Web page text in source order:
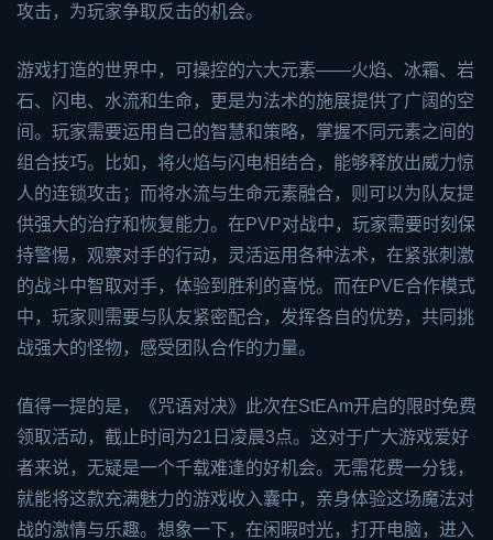
攻击，为玩家争取反击的机会。
游戏打造的世界中，可操控的六大元素——火焰、冰霜、岩
石、闪电、水流和生命，更是为法术的施展提供了广阔的空
间。玩家需要运用自己的智慧和策略，掌握不同元素之间的
组合技巧。比如，将火焰与闪电相结合，能够释放出威力惊
人的连锁攻击；而将水流与生命元素融合，则可以为队友提
供强大的治疗和恢复能力。在PVP对战中，玩家需要时刻保
持警惕，观察对手的行动，灵活运用各种法术，在紧张刺激
的战斗中智取对手，体验到胜利的喜悦。而在PVE合作模式
中，玩家则需要与队友紧密配合，发挥各自的优势，共同挑
战强大的怪物，感受团队合作的力量。
值得一提的是，《咒语对决》此次在StEAm开启的限时免费
领取活动，截止时间为21日凌晨3点。这对于广大游戏爱好
者来说，无疑是一个千载难逢的好机会。无需花费一分钱，
就能将这款充满魅力的游戏收入囊中，亲身体验这场魔法对
战的激情与乐趣。想象一下，在闲暇时光，打开电脑，进入